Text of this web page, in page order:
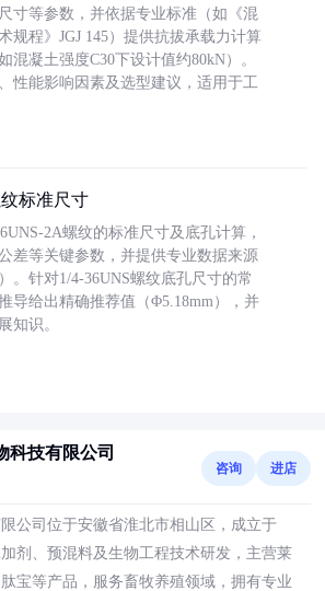
寸等参数，并依据专业标准（如《混
规程》JGJ 145）提供抗拔承载力计算
混凝土强度C30下设计值约80kN）。
性能影响因素及选型建议，适用于工
标准尺寸
2A螺纹的标准尺寸及底孔计算，
差等关键参数，并提供专业数据来源
。针对1/4-36UNS螺纹底孔尺寸的常
导给出精确推荐值（Φ5.18mm），并
知识。
科技有限公司
咨询 进店
公司位于安徽省淮北市相山区，成立于
剂、预混料及生物工程技术研发，主营莱
宝等产品，服务畜牧养殖领域，拥有专业